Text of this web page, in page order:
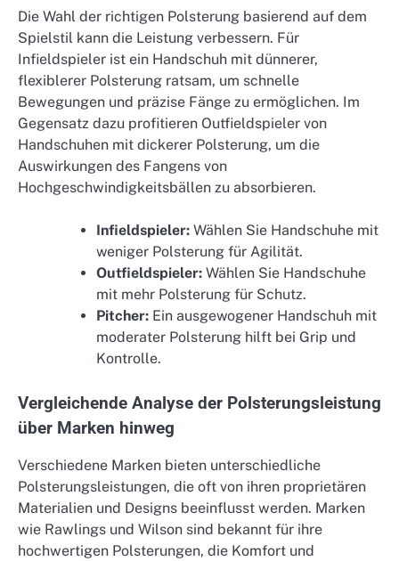
Die Wahl der richtigen Polsterung basierend auf dem
Spielstil kann die Leistung verbessern. Für
Infieldspieler ist ein Handschuh mit dünnerer,
flexiblerer Polsterung ratsam, um schnelle
Bewegungen und präzise Fänge zu ermöglichen. Im
Gegensatz dazu profitieren Outfieldspieler von
Handschuhen mit dickerer Polsterung, um die
Auswirkungen des Fangens von
Hochgeschwindigkeitsbällen zu absorbieren.
Infieldspieler: Wählen Sie Handschuhe mit
weniger Polsterung für Agilität.
Outfieldspieler: Wählen Sie Handschuhe
mit mehr Polsterung für Schutz.
Pitcher: Ein ausgewogener Handschuh mit
moderater Polsterung hilft bei Grip und
Kontrolle.
Vergleichende Analyse der Polsterungsleistung
über Marken hinweg
Verschiedene Marken bieten unterschiedliche
Polsterungsleistungen, die oft von ihren proprietären
Materialien und Designs beeinflusst werden. Marken
wie Rawlings und Wilson sind bekannt für ihre
hochwertigen Polsterungen, die Komfort und